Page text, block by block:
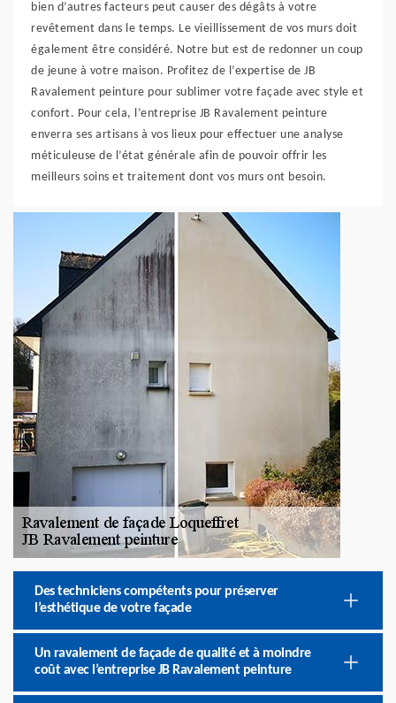
bien d’autres facteurs peut causer des dégâts à votre
revêtement dans le temps. Le vieillissement de vos murs doit
également être considéré. Notre but est de redonner un coup
de jeune à votre maison. Profitez de l’expertise de JB
Ravalement peinture pour sublimer votre façade avec style et
confort. Pour cela, l’entreprise JB Ravalement peinture
enverra ses artisans à vos lieux pour effectuer une analyse
méticuleuse de l’état générale afin de pouvoir offrir les
meilleurs soins et traitement dont vos murs ont besoin.
Des techniciens compétents pour préserver
l’esthétique de votre façade
Un ravalement de façade de qualité et à moindre
coût avec l’entreprise JB Ravalement peinture